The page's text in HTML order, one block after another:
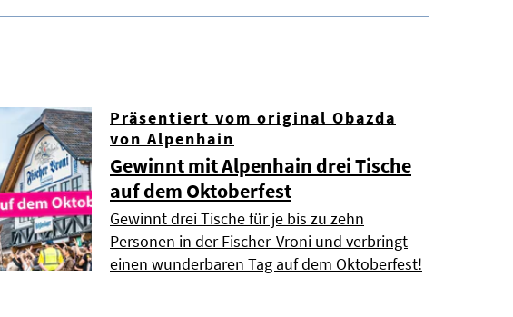
Präsentiert vom original Obazda
von Alpenhain
Gewinnt mit Alpenhain drei Tische
auf dem Oktoberfest
Gewinnt drei Tische für je bis zu zehn
Personen in der Fischer-Vroni und verbringt
einen wunderbaren Tag auf dem Oktoberfest!